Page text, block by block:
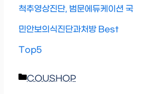
척추영상진단, 범문에듀케이션 국
민안보의식진단과처방 Best
Top5
Categories
COUSHOP